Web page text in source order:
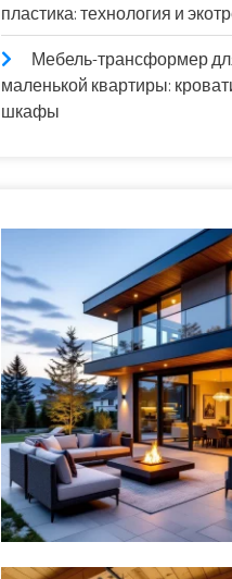
пластика: технология и
Мебель-трансформер
маленькой квартиры:
шкафы